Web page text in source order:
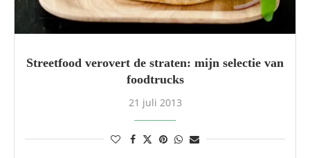
Streetfood verovert de straten: mijn selectie van
foodtrucks
21 juli 2013